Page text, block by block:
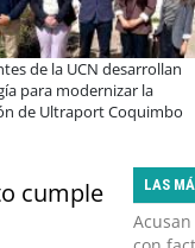
público-
La Araucanía:
a líderes para
y oportunidades
Sale
cumple
LAS